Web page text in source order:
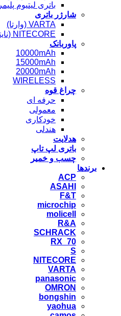
باتری لیتیوم پلیمر
شارژر باتری
VARTA (وارتا)
NITECORE (نایتکور)
پاوربانک
10000mAh
15000mAh
20000mAh
WIRELESS
چراغ قوه
حرفه ای
معمولی
خودکاری
هندلی
هدلایت
باتری لپ تاپ
چسب و خمیر
برندها
ACP
ASAHI
F&T
microchip
molicell
R&A
SCHRACK
RX_70
S
NITECORE
VARTA
panasonic
OMRON
bongshin
yaohua